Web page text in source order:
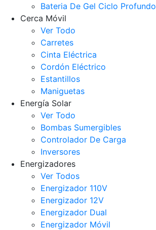
Bateria De Gel Ciclo Profundo
Cerca Móvil
Ver Todo
Carretes
Cinta Eléctrica
Cordón Eléctrico
Estantillos
Maniguetas
Energía Solar
Ver Todo
Bombas Sumergibles
Controlador De Carga
Inversores
Energizadores
Ver Todos
Energizador 110V
Energizador 12V
Energizador Dual
Energizador Móvil